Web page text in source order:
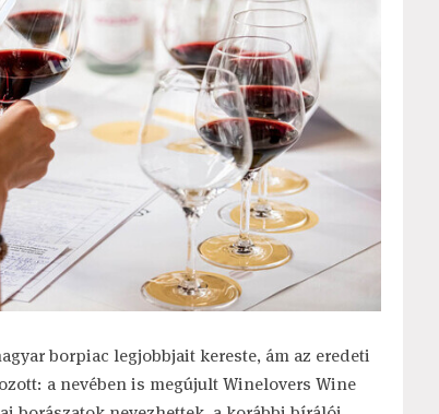
borpiac legjobbjait kereste, ám az eredeti
a nevében is megújult Winelovers Wine